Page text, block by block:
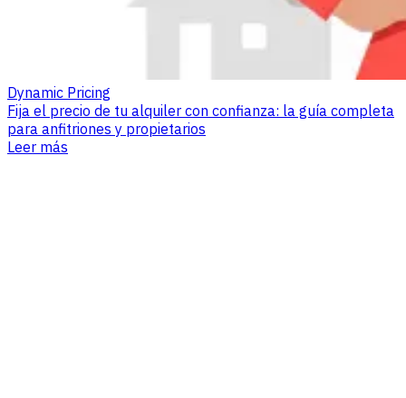
Dynamic Pricing
Fija el precio de tu alquiler con confianza: la guía completa
para anfitriones y propietarios
Leer más